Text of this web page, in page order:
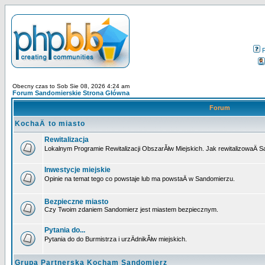
Obecny czas to Sob Sie 08, 2026 4:24 am
Forum Sandomierskie Strona Główna
Forum
KochaÄ to miasto
Rewitalizacja
Lokalnym Programie Rewitalizacji ObszarĂłw Miejskich. Jak rewitalizowaÄ
Inwestycje miejskie
Opinie na temat tego co powstaje lub ma powstaÄ w Sandomierzu.
Bezpieczne miasto
Czy Twoim zdaniem Sandomierz jest miastem bezpiecznym.
Pytania do...
Pytania do do Burmistrza i urzÄdnikĂłw miejskich.
Grupa Partnerska Kocham Sandomierz